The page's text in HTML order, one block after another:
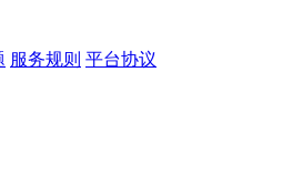
服务规则 平台协议